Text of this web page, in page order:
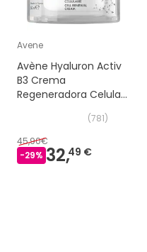
Avene
Avène Hyaluron Activ
B3 Crema
Regeneradora Celular
(781)
45,90€
-29% 32,49 €